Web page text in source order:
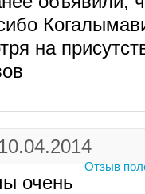
на
Отзыв
очень